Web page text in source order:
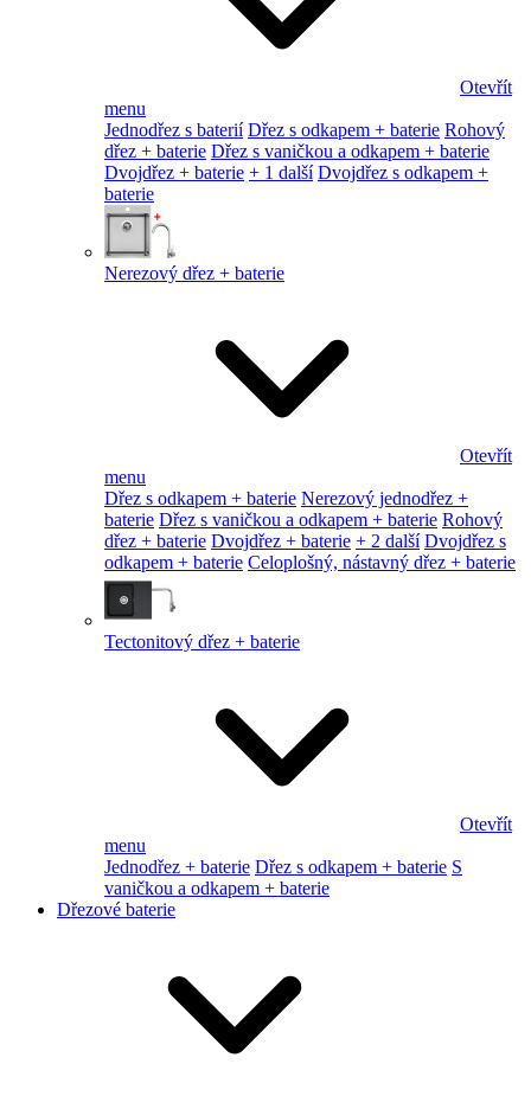
Otevřít
menu
Jednodřez s baterií Dřez s odkapem + baterie Rohový
dřez + baterie Dřez s vaničkou a odkapem + baterie
Dvojdřez + baterie + 1 další Dvojdřez s odkapem +
baterie
Nerezový dřez + baterie
Otevřít
menu
Dřez s odkapem + baterie Nerezový jednodřez +
baterie Dřez s vaničkou a odkapem + baterie Rohový
dřez + baterie Dvojdřez + baterie + 2 další Dvojdřez s
odkapem + baterie Celoplošný, nástavný dřez + baterie
Tectonitový dřez + baterie
Otevřít
menu
Jednodřez + baterie Dřez s odkapem + baterie S
vaničkou a odkapem + baterie
Dřezové baterie